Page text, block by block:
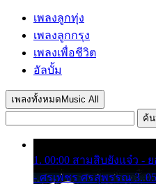
เพลงลูกทุ่ง
เพลงลูกกรุง
เพลงเพื่อชีวิต
อัลบั้ม
เพลงทั้งหมด Music All
ค้
1. 00:00 สามสิบยังแจ๋ว -
- ศรเพชร ศรสุพรรณ 3.